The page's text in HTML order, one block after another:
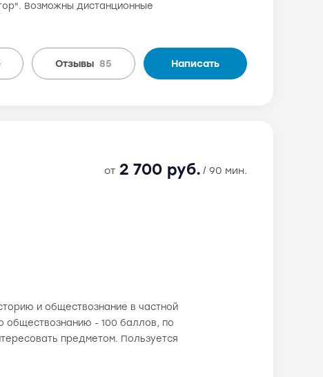
Возможны дистанционные
Отзывы 85 Написать
от 2 700 руб. / 90 мин.
и обществознание в частной
обществознанию - 100 баллов, по
предметом. Пользуется